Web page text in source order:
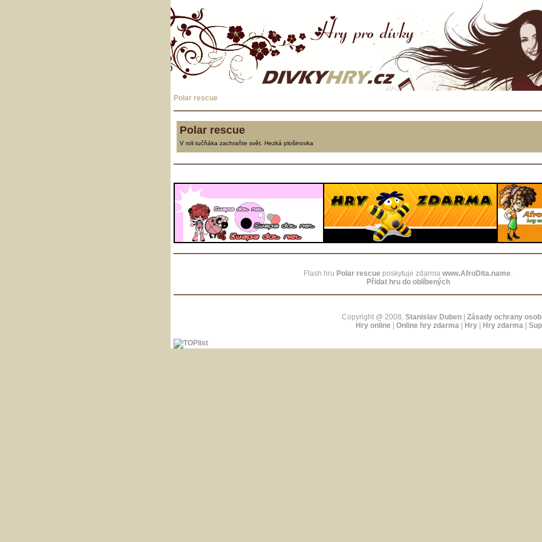
Polar rescue
Polar rescue
V roli tučňáka zachraňte svět. Hezká plošinovka
Flash hru Polar rescue poskytuje zdarma www.AfroDita.name.
Přidat hru do oblíbených
Copyright @ 2008, Stanislav Duben Zásady ochrany
Hry online
Online hry zdarma Hry Hry zdarma